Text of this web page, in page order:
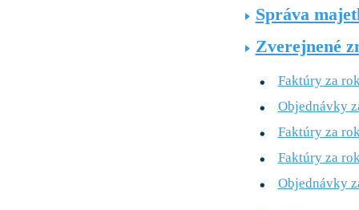
Správa
Zverejnené
Faktúry za
Objednávky
Faktúry za
Faktúry za
Objednávky